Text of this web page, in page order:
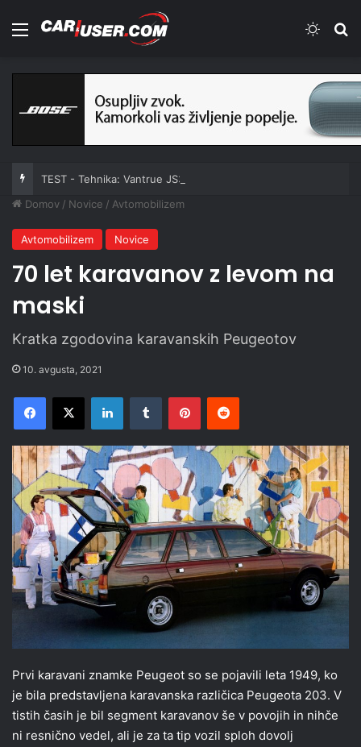
Meni
TEST - Tehnika: Vantrue JS3
Domov / Novice / Avtomobilizem
Avtomobilizem Novice
70 let karavanov z levom na
maski
Kratka zgodovina karavanskih Peugeotov
10. avgusta, 2021
Facebook
X LinkedInTumblr PinterestReddit
Prvi karavani znamke Peugeot so se pojavili leta 1949, ko
je bila predstavljena karavanska različica Peugeota 203. V
tistih časih je bil segment karavanov še v povojih in nihče
ni resnično vedel, ali je za ta tip vozil sploh dovolj